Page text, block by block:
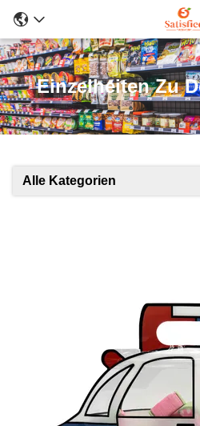
Einzelheiten Zu
Alle Kategorien